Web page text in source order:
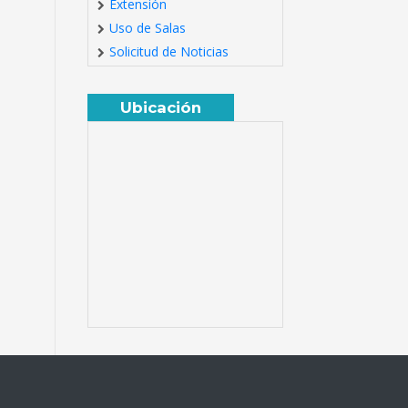
Extensión
Uso de Salas
Solicitud de Noticias
Ubicación